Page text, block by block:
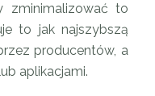
zminimalizować to
to jak najszybszą
producentów, a
aplikacjami.